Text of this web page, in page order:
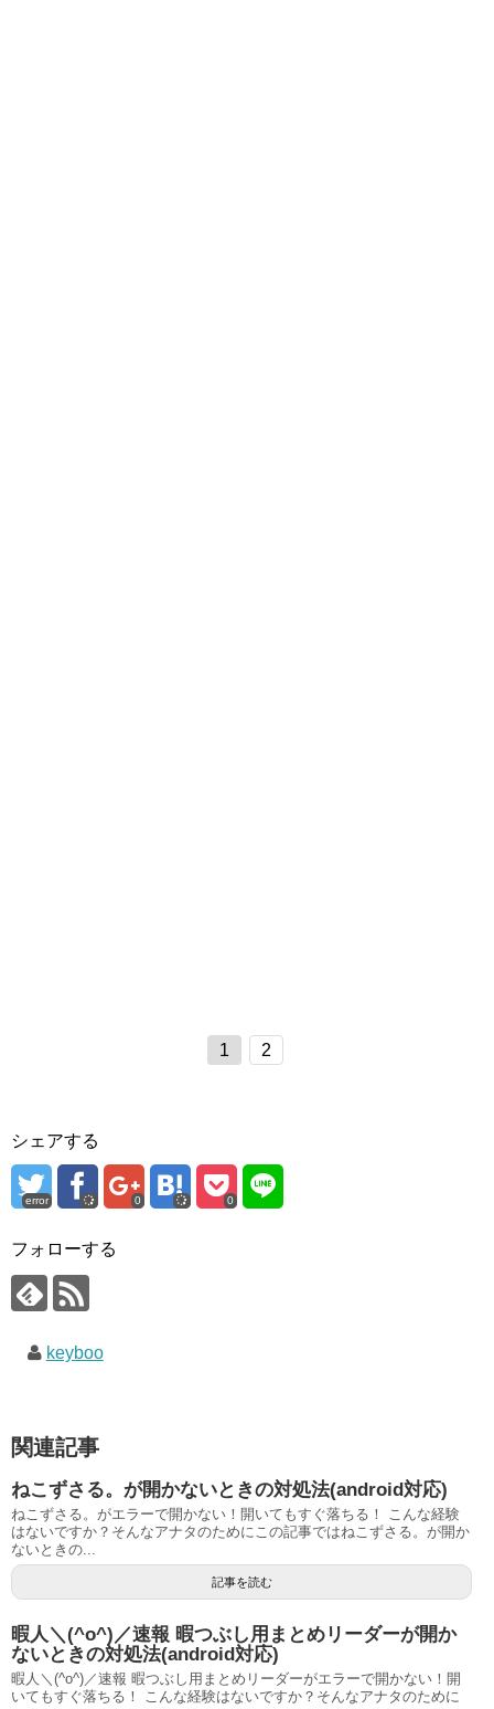
1 2
シェアする
error 0 0
フォローする
keyboo
関連記事
ねこずさる。が開かないときの対処法(android対応)
ねこずさる。がエラーで開かない！開いてもすぐ落ちる！ こんな経験
はないですか？そんなアナタのためにこの記事ではねこずさる。が開か
ないときの...
記事を読む
暇人＼(^o^)／速報 暇つぶし用まとめリーダーが開か
ないときの対処法(android対応)
暇人＼(^o^)／速報 暇つぶし用まとめリーダーがエラーで開かない！開
いてもすぐ落ちる！ こんな経験はないですか？そんなアナタのために